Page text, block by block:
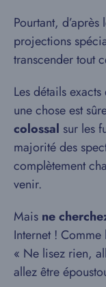
Pourtant,
projections
transcender tout
Les détails
une chose est
colossal sur les
majorité des
complètement
venir.
Mais ne
Internet !
« Ne lisez rien,
allez être